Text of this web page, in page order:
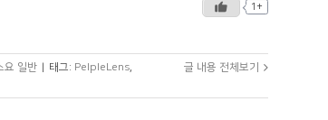
1+
요 일반 | 태그: PelpleLens,
글 내용 전체보기